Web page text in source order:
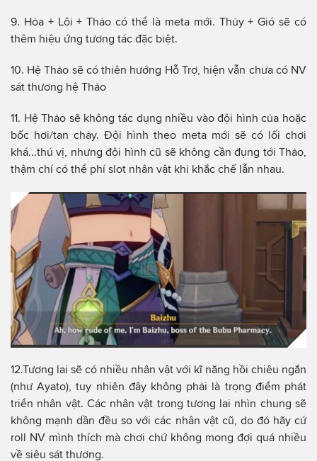
9. Hỏa + Lôi + Thảo có thể là meta mới. Thủy + Gió sẽ có
thêm hiệu ứng tương tác đặc biệt.
10. Hệ Thảo sẽ có thiên hướng Hỗ Trợ, hiện vẫn chưa có NV
sát thương hệ Thảo
11. Hệ Thảo sẽ không tác dụng nhiều vào đội hình của hoặc
bốc hơi/tan chảy. Đội hình theo meta mới sẽ có lối chơi
khá...thú vị, nhưng đội hình cũ sẽ không cần đụng tới Thảo,
thậm chí có thể phí slot nhân vật khi khắc chế lẫn nhau.
12.Tương lai sẽ có nhiều nhân vật với kĩ năng hồi chiêu ngắn
(như Ayato), tuy nhiên đây không phải là trọng điểm phát
triển nhân vật. Các nhân vật trong tương lai nhìn chung sẽ
không mạnh dần đều so với các nhân vật cũ, do đó hãy cứ
roll NV mình thích mà chơi chứ không mong đợi quá nhiều
về siêu sát thương.